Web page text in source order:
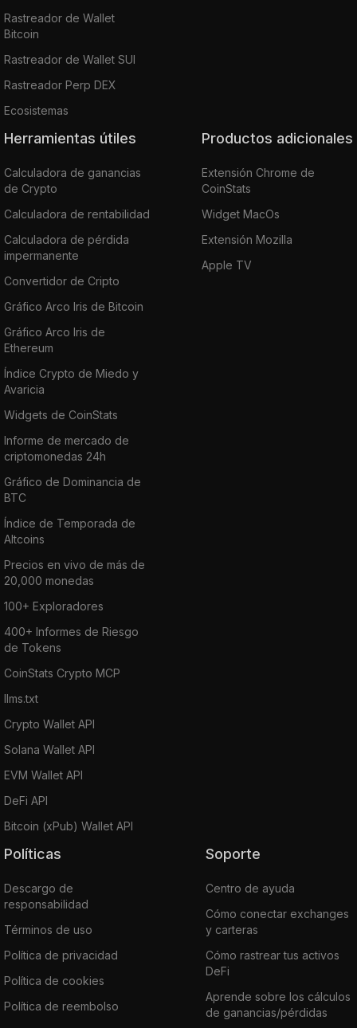
Rastreador de Wallet
Bitcoin
Rastreador de Wallet SUI
Rastreador Perp DEX
Ecosistemas
Herramientas útiles
Calculadora de ganancias
de Crypto
Calculadora de rentabilidad
Calculadora de pérdida
impermanente
Convertidor de Cripto
Gráfico Arco Iris de Bitcoin
Gráfico Arco Iris de
Ethereum
Índice Crypto de Miedo y
Avaricia
Widgets de CoinStats
Informe de mercado de
criptomonedas 24h
Gráfico de Dominancia de
BTC
Índice de Temporada de
Altcoins
Precios en vivo de más de
20,000 monedas
100+ Exploradores
400+ Informes de Riesgo
de Tokens
CoinStats Crypto MCP
llms.txt
Crypto Wallet API
Solana Wallet API
EVM Wallet API
DeFi API
Bitcoin (xPub) Wallet API
Productos adicionales
Extensión Chrome de
CoinStats
Widget MacOs
Extensión Mozilla
Apple TV
Políticas
Descargo de
responsabilidad
Términos de uso
Política de privacidad
Política de cookies
Política de reembolso
Soporte
Centro de ayuda
Cómo conectar exchanges
y carteras
Cómo rastrear tus activos
DeFi
Aprende sobre los cálculos
de ganancias/pérdidas